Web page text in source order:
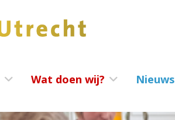
Wat doen wij? Nieuws